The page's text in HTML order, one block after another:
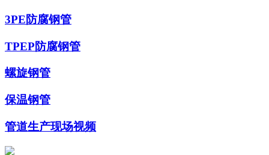
3PE防腐钢管
TPEP防腐钢管
螺旋钢管
保温钢管
管道生产现场视频